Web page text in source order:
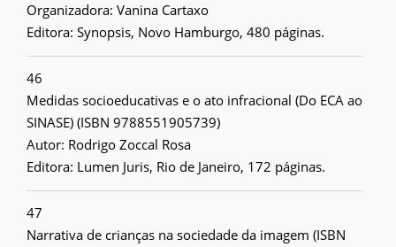
Organizadora: Vanina Cartaxo
Editora: Synopsis, Novo Hamburgo, 480 páginas.
46
Medidas socioeducativas e o ato infracional (Do ECA ao
SINASE) (ISBN 9788551905739)
Autor: Rodrigo Zoccal Rosa
Editora: Lumen Juris, Rio de Janeiro, 172 páginas.
47
Narrativa de crianças na sociedade da imagem (ISBN